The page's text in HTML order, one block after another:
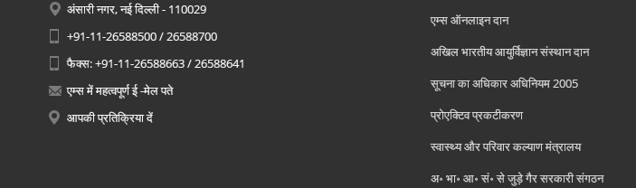
अंसारी नगर, नई दिल्ली - 110029
+91-11-26588500 / 26588700
फैक्स: +91-11-26588663 / 26588641
एम्स में महत्वपूर्ण ई -मेल पते
आपकी प्रतिक्रिया दें
एम्स ऑनलाइन दान
अखिल भारतीय आयुर्विज्ञान संस्थान दान
सूचना का अधिकार अधिनियम 2005
प्रोएक्टिव प्रकटीकरण
स्वास्थ्य और परिवार कल्याण मंत्रालय
अ॰ भा॰ आ॰ सं॰ से जुड़े गैर सरकारी संगठन